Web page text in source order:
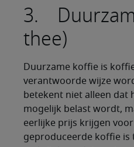
3.
thee)
Duurzame koffie is
verantwoorde wijze
betekent niet alleen dat
mogelijk belast wordt,
eerlijke prijs krijgen
geproduceerde koffie is